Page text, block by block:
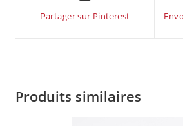
Partager sur Pinterest
Produits similaires